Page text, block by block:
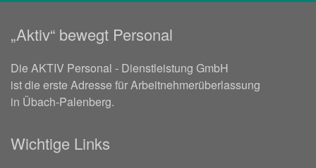
„Aktiv“ bewegt Personal
Die AKTIV Personal - Dienstleistung GmbH
ist die erste Adresse für Arbeitnehmerüberlassung
in Übach-Palenberg.
Wichtige Links